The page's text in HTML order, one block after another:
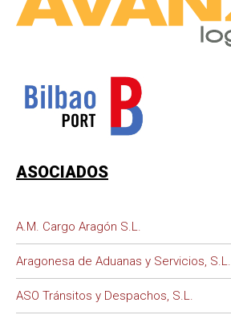
ASOCIADOS
A.M. Cargo Aragón S.L.
Aragonesa de Aduanas y Servicios, S.L.
ASO Tránsitos y Despachos, S.L.